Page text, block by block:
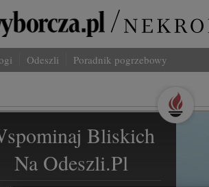
Odeszli Poradnik pogrzebowy
Bliskich
Na Odeszli.pl